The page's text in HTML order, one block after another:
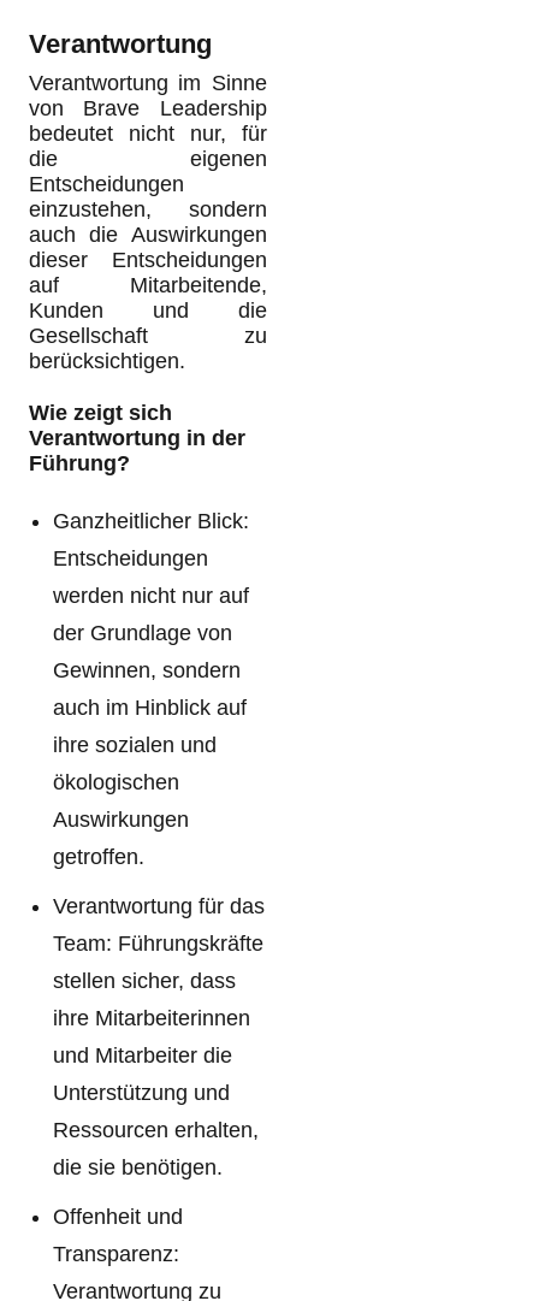
Verantwortung
Verantwortung im Sinne
von Brave Leadership
bedeutet nicht nur, für
die eigenen
Entscheidungen
einzustehen, sondern
auch die Auswirkungen
dieser Entscheidungen
auf Mitarbeitende,
Kunden und die
Gesellschaft zu
berücksichtigen.
Wie zeigt sich
Verantwortung in der
Führung?
Ganzheitlicher Blick:
Entscheidungen
werden nicht nur auf
der Grundlage von
Gewinnen, sondern
auch im Hinblick auf
ihre sozialen und
ökologischen
Auswirkungen
getroffen.
Verantwortung für das
Team: Führungskräfte
stellen sicher, dass
ihre Mitarbeiterinnen
und Mitarbeiter die
Unterstützung und
Ressourcen erhalten,
die sie benötigen.
Offenheit und
Transparenz:
Verantwortung zu